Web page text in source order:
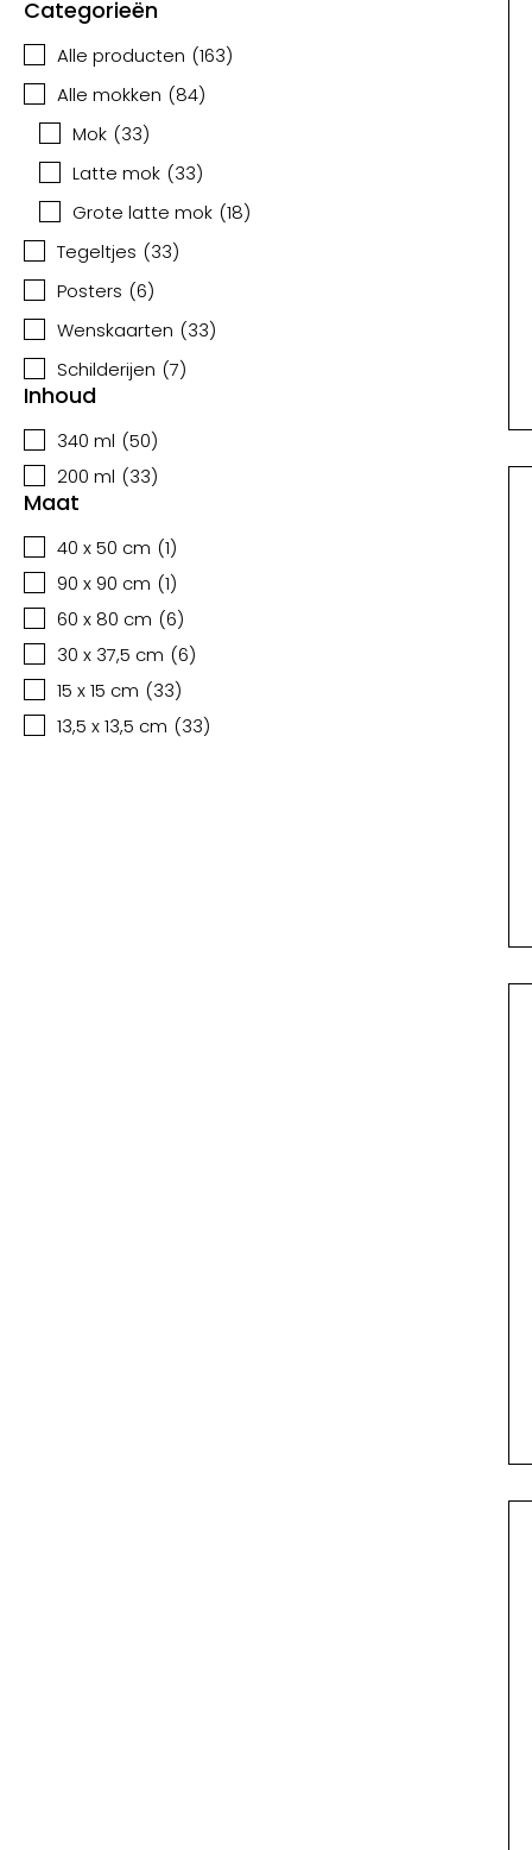
Categorieën
Alle producten (163)
Alle mokken (84)
Mok (33)
Latte mok (33)
Grote latte mok (18)
Tegeltjes (33)
Posters (6)
Wenskaarten (33)
Schilderijen (7)
Inhoud
340 ml (50)
200 ml (33)
Maat
40 x 50 cm (1)
90 x 90 cm (1)
60 x 80 cm (6)
30 x 37,5 cm (6)
15 x 15 cm (33)
13,5 x 13,5 cm (33)